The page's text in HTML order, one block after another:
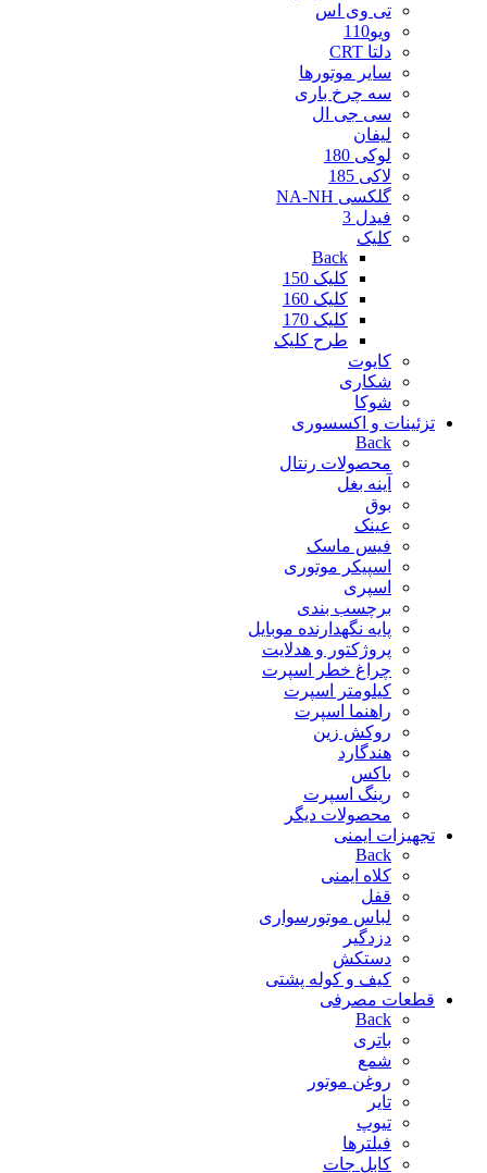
تی وی اس
ویو110
دلتا CRT
سایر موتورها
سه چرخ باری
سی جی ال
لیفان
لوکی 180
لاکی 185
گلکسی NA-NH
فیدل 3
کلیک
Back
کلیک 150
کلیک 160
کلیک 170
طرح کلیک
کایوت
شکاری
شوکا
تزئینات و اکسسوری
Back
محصولات رنتال
آینه بغل
بوق
عینک
فیس ماسک
اسپیکر موتوری
اسپری
برچسب بندی
پایه نگهدارنده موبایل
پروژکتور و هدلایت
چراغ خطر اسپرت
کیلومتر اسپرت
راهنما اسپرت
روکش زین
هندگارد
باکس
رینگ اسپرت
محصولات دیگر
تجهیزات ایمنی
Back
کلاه ایمنی
قفل
لباس موتورسواری
دزدگیر
دستکش
کیف و کوله پشتی
قطعات مصرفی
Back
باتری
شمع
روغن موتور
تایر
تیوپ
فیلترها
کابل جات